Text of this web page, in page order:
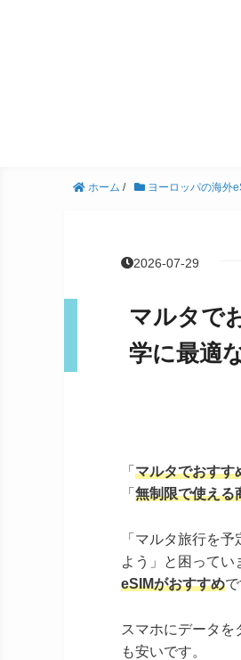
ホーム / ヨーロッパの海外
2026-07-29
マルタで
学に最適
「 マルタでおすす
「 無制限で使える
「マルタ旅行を
よう」と困ってい
eSIMがおすすめで
スマホにデータ
も安いです。